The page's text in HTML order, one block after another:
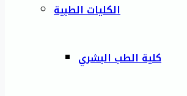
الكليات الطبية
كلية الطب البشري